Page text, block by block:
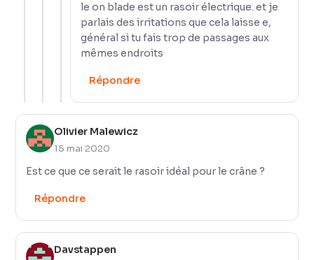
le on blade est un rasoir électrique. et je
parlais des irritations que cela laisse e,
général si tu fais trop de passages aux
mêmes endroits
Répondre
Olivier Malewicz
15 mai 2020
Est ce que ce serait le rasoir idéal pour le crâne ?
Répondre
Davstappen